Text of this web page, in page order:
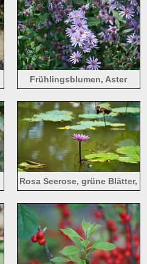
Frühlingsblumen, Aster
Rosa Seerose, grüne Blätter,